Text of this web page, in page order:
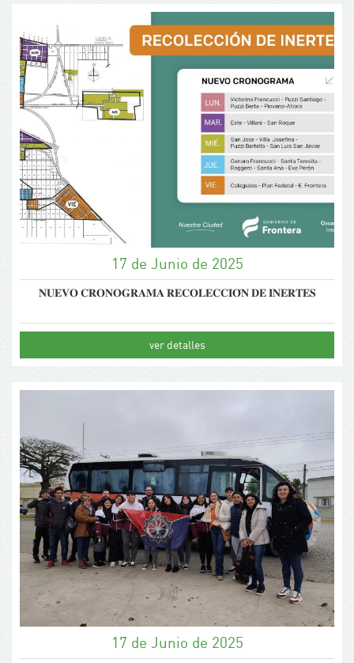
17 de Junio de 2025
𝐍𝐔𝐄𝐕𝐎 𝐂𝐑𝐎𝐍𝐎𝐆𝐑𝐀𝐌𝐀 𝐑𝐄𝐂𝐎𝐋𝐄𝐂𝐂𝐈𝐎́𝐍 𝐃𝐄 𝐈𝐍𝐄𝐑𝐓𝐄𝐒
ver detalles
17 de Junio de 2025